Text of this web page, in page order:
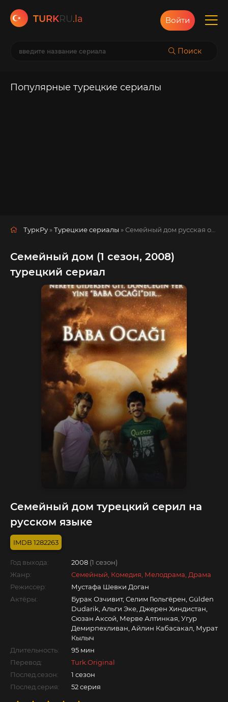
TURKRU.la
Поиск
Войти
Популярные турецкие сериалы
ТуркРу »Турецкие сериалы » Семейный дом русская озвучка смотреть полностью онлайн!
Семейный дом (1 сезон, 2008)
турецкий сериал
Семейный дом турецкий серил на
русском языке
1282263
Год выхода: 2008 (1 сезон)
Жанр:
Семейный, Комедия, Мелодрама, Драма
Режиссер:
Мустафа Шевки Доган
Актёры:
Бурак Озчивит, Селим Гюльгёрен, Gülden
Dudarik, Альги Эке, Джерен Хиндистан,
Сюзан Аксой, Мерве Алтинкая, Угур
Демирпехливан, Айлин Кабасакал, Мурат
Кылыч
Длительность:
95 мин
Перевод:
Turk.Original
Послед.сезон:
1 сезон
Послед.серия:
52 серия